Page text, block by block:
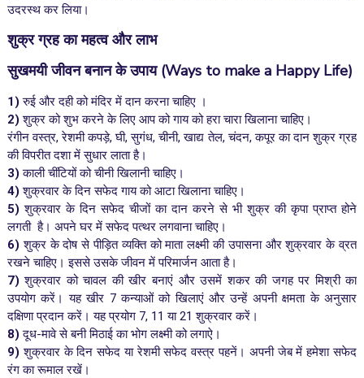
उदरस्थ कर लिया।
शुक्र ग्रह का महत्व और लाभ
सुखमयी जीवन बनान के उपाय (Ways to make a Happy Life)
1)रुई और दही को मंदिर में दान करना चाहिए ।
2) शुक्र को शुभ करने के लिए आप को गाय को हरा चारा खिलाना चाहिए।
रंगीन वस्त्र, रेशमी कपड़े, घी, सुगंध, चीनी, खाद्य तेल, चंदन, कपूर का दान शुक्र ग्रह
की विपरीत दशा में सुधार लाता है।
3)काली चींटियों को चीनी खिलानी चाहिए।
4)शुक्रवार के दिन सफेद गाय को आटा खिलाना चाहिए।
5)शुक्रवार के दिन सफेद चीजों का दान करने से भी शुक्र की कृपा प्राप्त होने
लगती है। अपने घर में सफेद पत्थर लगवाना चाहिए।
6) शुक्र के दोष से पीड़ित व्यक्ति को माता लक्ष्मी की उपासना और शुक्रवार के व्रत
रखने चाहिए। इससे उसके जीवन में परिमार्जन आता है।
7)शुक्रवार को चावल की खीर बनाएं और उसमें शकर की जगह पर मिश्री का
उपयोग करें। यह खीर 7 कन्याओं को खिलाएं और उन्हें अपनी क्षमता के अनुसार
दक्षिणा प्रदान करें। यह प्रयोग 7, 11 या 21 शुक्रवार करें।
8) दूध-मावे से बनी मिठाई का भोग लक्ष्मी को लगाऐ।
9) शुक्रवार के दिन सफेद या रेशमी सफेद वस्त्र पहनें। अपनी जेब में हमेशा सफेद
रंग का रूमाल रखें।